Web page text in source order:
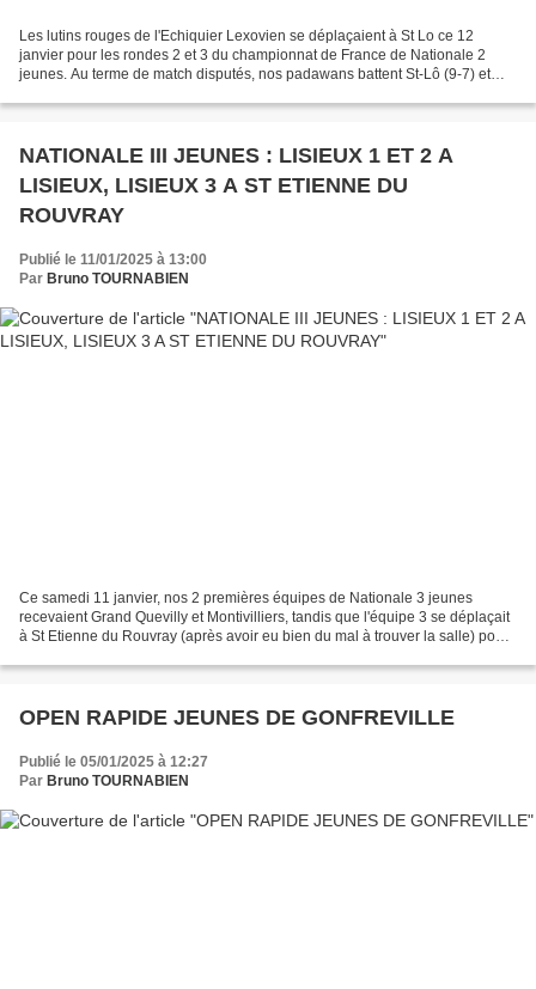
Les lutins rouges de l'Echiquier Lexovien se déplaçaient à St Lo ce 12
janvier pour les rondes 2 et 3 du championnat de France de Nationale 2
jeunes. Au terme de match disputés, nos padawans battent St-Lô (9-7) et
NATIONALE III JEUNES : LISIEUX 1 ET 2 A
LISIEUX, LISIEUX 3 A ST ETIENNE DU
ROUVRAY
Publié le 11/01/2025 à 13:00
Par Bruno TOURNABIEN
Ce samedi 11 janvier, nos 2 premières équipes de Nationale 3 jeunes
recevaient Grand Quevilly et Montivilliers, tandis que l'équipe 3 se déplaçait
à St Etienne du Rouvray (après avoir eu bien du mal à trouver la salle) pour
OPEN RAPIDE JEUNES DE GONFREVILLE
Publié le 05/01/2025 à 12:27
Par Bruno TOURNABIEN